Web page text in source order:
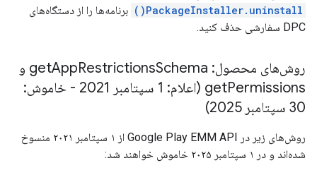
PackageInstaller.uninstall()
برنامه‌ها را از دستگاه‌های
DPC سفارشی حذف کنید.
روش‌های محصول: get AppRestrictions
Schema و
get
Permissions (اعلام: 1 سپتامبر 2021 - خاموش:
30 سپتامبر 2025)
روش‌های زیر در Google Play EMM API از ۱ سپتامبر ۲۰۲۱ منسوخ
شده‌اند و در ۱ سپتامبر ۲۰۲۵ خاموش خواهند شد: